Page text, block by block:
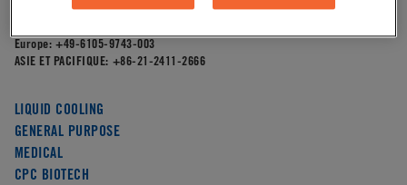
Europe: +49-6105-9743-003
ASIE ET PACIFIQUE: +86-21-2411-2666
LIQUID COOLING
GENERAL PURPOSE
MEDICAL
CPC BIOTECH